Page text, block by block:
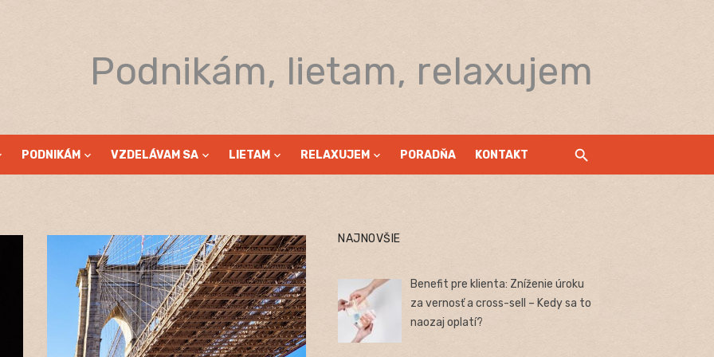
Podnikám, lietam, relaxujem
PODNIKÁM VZDELÁVAM SA LIETAM RELAXUJEM PORADŇA KONTAKT
NAJNOVŠIE
Benefit pre klienta: Zníženie úroku
za vernosť a cross-sell – Kedy sa to
naozaj oplatí?